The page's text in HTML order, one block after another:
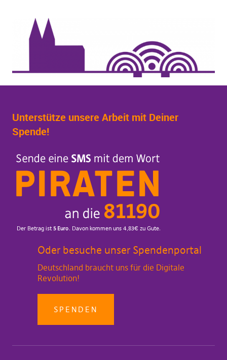
Unterstütze unsere Arbeit mit Deiner
Spende!
Oder besuche unser Spendenportal
Deutschland braucht uns für die Digitale
Revolution!
SPENDEN